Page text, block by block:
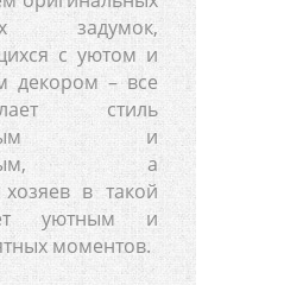
задумок,
с уютом и
декором – все
стиль
и
а
в такой
уютным и
моментов.